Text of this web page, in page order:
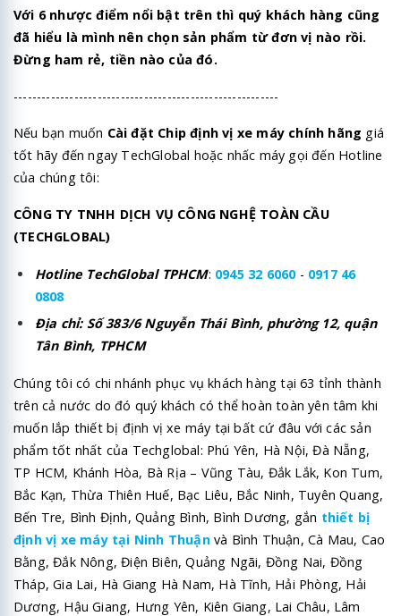
Với 6 nhược điểm nổi bật trên thì quý khách hàng cũng
đã hiểu là mình nên chọn sản phẩm từ đơn vị nào rồi.
Đừng ham rẻ, tiền nào của đó.
---------------------------------------------------------
Nếu bạn muốn Cài đặt Chip định vị xe máy chính hãng giá
tốt hãy đến ngay TechGlobal hoặc nhấc máy gọi đến Hotline
của chúng tôi:
CÔNG TY TNHH DỊCH VỤ CÔNG NGHỆ TOÀN CẦU
(TECHGLOBAL)
Hotline TechGlobal TPHCM: 0945 32 6060- 0917 46
0808
Địa chỉ: Số 383/6 Nguyễn Thái Bình, phường 12, quận
Tân Bình, TPHCM
Chúng tôi có chi nhánh phục vụ khách hàng tại 63 tỉnh thành
trên cả nước do đó quý khách có thể hoàn toàn yên tâm khi
muốn lắp thiết bị định vị xe máy tại bất cứ đâu với các sản
phẩm tốt nhất của Techglobal: Phú Yên, Hà Nội, Đà Nẵng,
TP HCM, Khánh Hòa, Bà Rịa – Vũng Tàu, Đắk Lắk, Kon Tum,
Bắc Kạn, Thừa Thiên Huế, Bạc Liêu, Bắc Ninh, Tuyên Quang,
Bến Tre, Bình Định, Quảng Bình, Bình Dương, gắn thiết bị
định vị xe máy tại Ninh Thuậnvà Bình Thuận, Cà Mau, Cao
Bằng, Đắk Nông, Điện Biên, Quảng Ngãi, Đồng Nai, Đồng
Tháp, Gia Lai, Hà Giang Hà Nam, Hà Tĩnh, Hải Phòng, Hải
Dương, Hậu Giang, Hưng Yên, Kiên Giang, Lai Châu, Lâm